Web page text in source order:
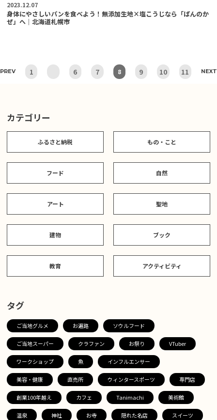
2023.12.07
身体にやさしいパンを食べよう！無添加生地×塩こうじなら「ぱんのか
ぜ」へ｜北海道札幌市
PREV 1 6 7 8 9 10 11 NEXT
カテゴリー
ふるさと納税 もの・こと
フード 自然
アート 聖地
建物 ブック
教育 アクティビティ
タグ
ご当地グルメ お遍路 ソウルフード
ご当地スーパー クラファン お祭り VTuber
ワークショップ 魚 インフルエンサー
美容・健康 直売所 ウィンタースポーツ 専門店
創業100年越え カフェ Tanimachi 美術館
温泉 神社 お寺 隠れた名店 スイーツ